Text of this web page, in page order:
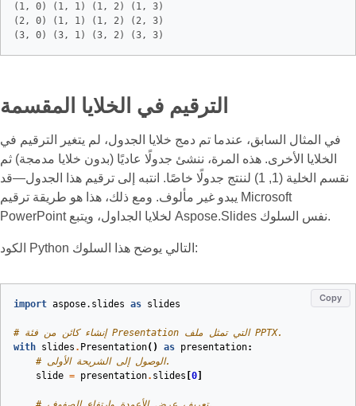
(1, 0) (1, 1) (1, 2) (1, 3)
(2, 0) (1, 1) (1, 2) (2, 3)
الترقيم في الخلايا المقسمة
في المثال السابق، عندما تم دمج خلايا الجدول، لم يتغير الترقيم في
الخلايا الأخرى. هذه المرة، ننشئ جدولًا عاديًا (بدون خلايا مدمجة) ثم
نقسم الخلية (1, 1) لننتج جدولًا خاصًا. انتبه إلى ترقيم هذا الجدول—قد
يبدو غير مألوف. ومع ذلك، هذا هو طريقة ترقيم Microsoft
PowerPoint لخلايا الجداول، ويتبع Aspose.Slides نفس السلوك.
الكود Python التالي يوضح هذا السلوك:
Copy
import aspose.slides as slides
# إنشاء كائن من فئة Presentation التي تمثل ملف PPTX.
with slides . Presentation() as presentation:
# الوصول إلى الشريحة الأولى.
slide = presentation. slides 0